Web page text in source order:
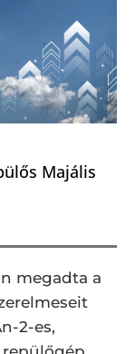
Majális
megadta a
2-es,